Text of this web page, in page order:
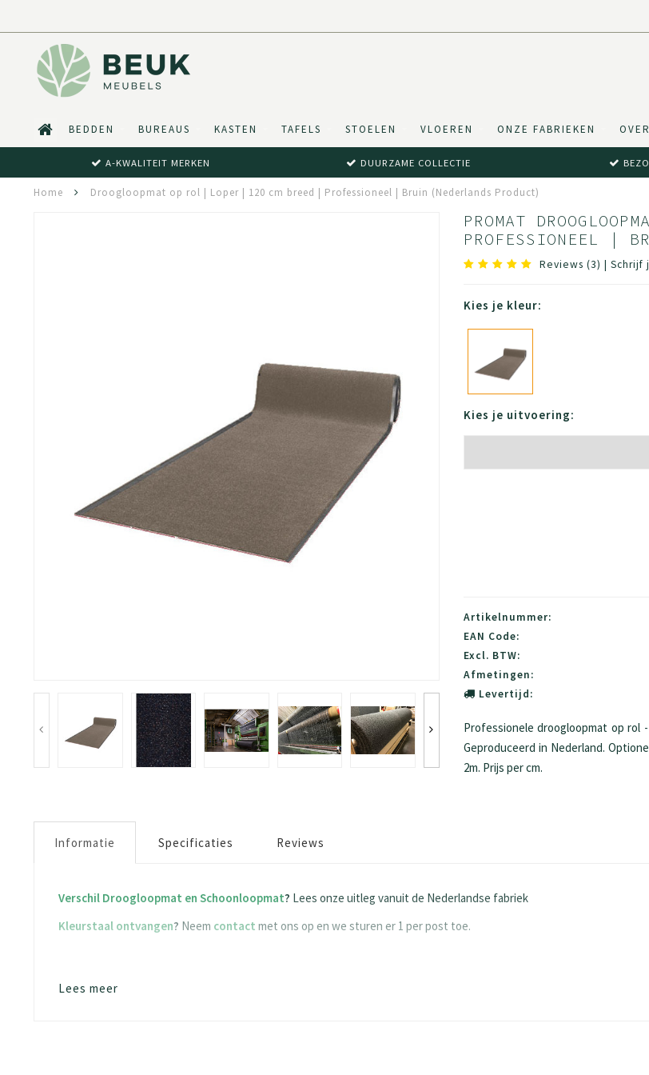
BEDDEN BUREAUS KASTEN TAFELS STOELEN VLOEREN ONZE FABRIEKEN
A-KWALITEIT MERKEN DUURZAME COLLECTIE
Home Droogloopmat op rol | Loper | 120 cm breed | Professioneel | Bruin (Nederlands Product)
PROMAT
PROFESSIONEEL |
Reviews (3) | Schrijf
Kies je kleur:
Kies je uitvoering:
Artikelnummer:
EAN Code:
Excl. BTW:
Afmetingen:
Levertijd:
Professionele droogloopmat op rol
Geproduceerd in Nederland.
2m. Prijs per cm.
Informatie Specificaties Reviews
Verschil Droogloopmat en Schoonloopmat? Lees onze uitleg vanuit de Nederlandse fabriek
Kleurstaal ontvangen? Neem contact met ons op en we sturen er 1 per post toe.
Onze loper wordt altijd geleverd met een stootrand aan weerszijde. Deze is 2,5cm breed. Aan elke kant, waardoor een
Lees meer